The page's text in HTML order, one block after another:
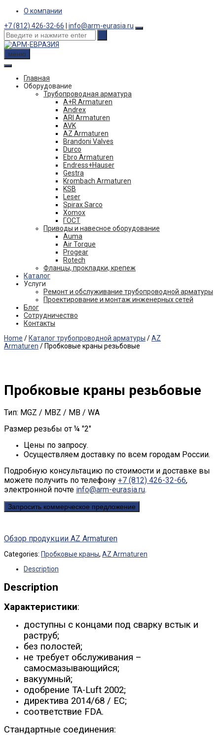
Skip
content
О компании
+7 (812) 426-32-66
info@arm-eurasia.ru
меню
Главная
Оборудование
Трубопроводная арматура
A+R Armaturen
Andrex
ARI Armaturen
AVK
AZ Armaturen
Brandoni Valves
Durco
Ebro Armaturen
Endress+Hauser
Gestra
Krombach Armaturen
KSB
Leser
Spirax Sarco
Xomox
ГОСТ
Приводы и навесное оборудование
Auma
Air Torque
Progear
Rotech
Фланцы, прокладки, крепеж
Каталог
Услуги
Ремонт и обслуживание трубопроводной арматуры
Проектирование и монтаж инженерных сетей
Блог
Сотрудничество
Контакты
Home / Каталог трубопроводной арматуры /AZ
Armaturen / Пробковые краны резьбовые
Пробковые краны резьбовые
Тип: MGZ / MBZ / MB / WA
Размер резьбы от ¼ "2"
Цены по запросу.
Осуществляем доставку по всем городам России.
Подробную консультацию по стоимости и доставке вы
можете получить по телефону +7 (812) 426-32-66,
электронной почте info@arm-eurasia.ru.
Запросить коммерческое предложение
Обзор продукции AZ Armaturen
Categories: Пробковые краны, AZ Armaturen
Description
Description
Характеристики:
доступны с концами под сварку встык и
раструб;
без полостей;
не требует обслуживания –
самосмазывающийся;
вакуумный;
одобрение TA-Luft 2002;
директива 2014/68 / ЕС;
соответствие FDA.
Стандартные соединения: